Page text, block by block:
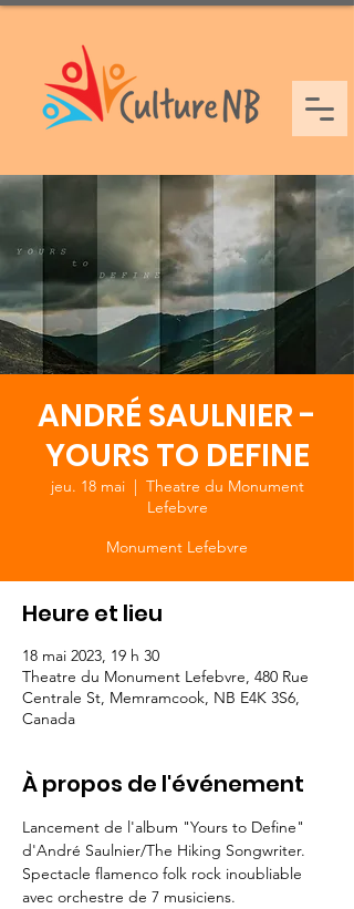
ANDRÉ SAULNIER -
YOURS TO DEFINE
jeu. 18 mai
  |
Theatre du Monument
Lefebvre
Monument Lefebvre
Heure et lieu
18 mai 2023, 19 h 30
Theatre du Monument Lefebvre, 480 Rue
Centrale St, Memramcook, NB E4K 3S6,
Canada
À propos de l'événement
Lancement de l'album "Yours to Define"
d'André Saulnier/The Hiking Songwriter.
Spectacle flamenco folk rock inoubliable
avec orchestre de 7 musiciens.